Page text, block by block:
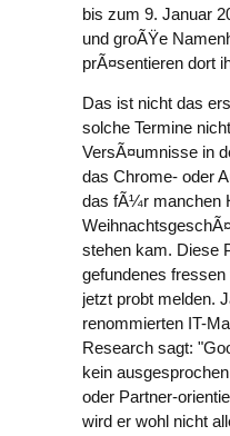
bis zum 9. Januar
und groÃŸe
prÃ¤sentieren dort
Das ist nicht das
solche Termine
VersÃ¤umnisse in
das Chrome- oder
das fÃ¼r manchen
stehen kam. Diese
gefundenes
jetzt probt melden.
renommierten IT-
Research sagt:
kein
oder Partner-
wird er wohl nicht